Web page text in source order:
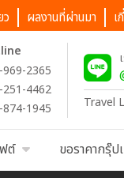
ผลงานที่ผ่านมา เ
2365
251-4462
1945
Travel
ต์ ขอราคากรุ๊ป